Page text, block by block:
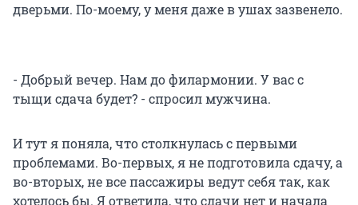
дверьми. По-моему, у меня даже в ушах зазвенело.
- Добрый вечер. Нам до филармонии. У вас с
тыщи сдача будет? - спросил мужчина.
И тут я поняла, что столкнулась с первыми
проблемами. Во-первых, я не подготовила сдачу, а
во-вторых, не все пассажиры ведут себя так, как
хотелось бы. Я ответила, что сдачи нет и начала